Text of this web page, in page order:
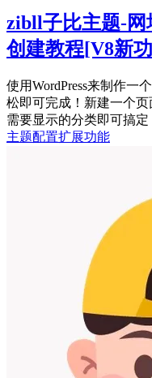
zibll子比主题-网
创建教程[V8新
使用WordPress来制作一
松即可完成！新建一个
需要显示的分类即可搞定
主题配置扩展功能